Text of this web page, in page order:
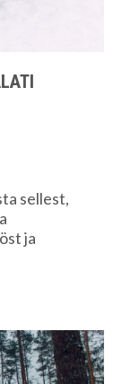
sellest,
ja